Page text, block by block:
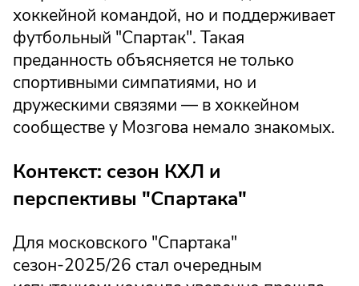
хоккейной командой, но и поддерживает
футбольный "Спартак". Такая
преданность объясняется не только
спортивными симпатиями, но и
дружескими связями — в хоккейном
сообществе у Мозгова немало знакомых.
Контекст: сезон КХЛ и
перспективы "Спартака"
Для московского "Спартака"
сезон-2025/26 стал очередным